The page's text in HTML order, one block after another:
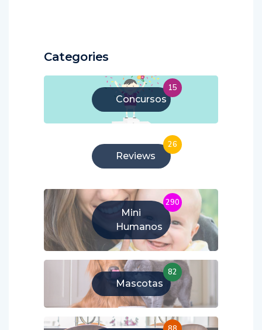
Categories
Concursos
15
Reviews
26
Mini
Humanos
290
Mascotas
82